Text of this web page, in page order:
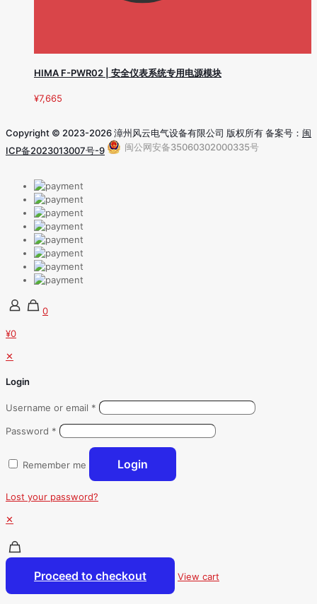
HIMA F-PWR02 | 安全仪表系统专用电源模块
¥7,665
Copyright © 2023-2026 漳州风云电气设备有限公司 版权所有 备案号： 闽
ICP备2023013007号-9
闽公网安备35060302000335号
0
¥0
✕
Login
Username or email *
Password *
Remember me Login
Lost your password?
✕
Proceed to checkout View cart